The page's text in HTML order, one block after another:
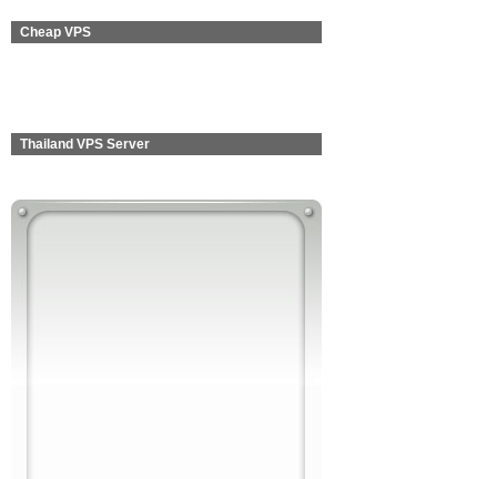
Cheap VPS
Thailand VPS Server